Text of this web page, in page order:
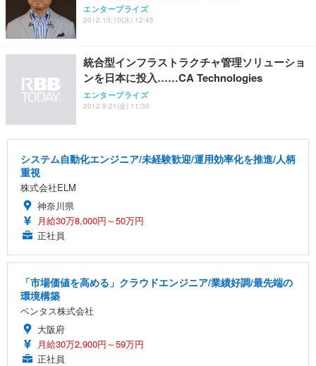
エンタープライズ
2012.10.10(水) 12:45
統合型インフラストラクチャ管理ソリューショ
ンを日本に投入……CA Technologies
エンタープライズ
2012.9.21(金) 11:30
システム自動化エンジニア/未経験歓迎/運用効率化を推進/人柄
重視
株式会社ELM
神奈川県
月給30万8,000円～50万円
正社員
「市場価値を高める」クラウドエンジニア/業績好調/最先端の
環境構築
ベンタス株式会社
大阪府
月給30万2,900円～59万円
正社員